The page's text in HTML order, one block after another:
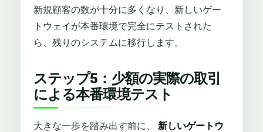
新規顧客の数が十分に多くなり、新しいゲー
トウェイが本番環境で完全にテストされた
ら、残りのシステムに移行します。
ステップ5：少額の実際の取引
による本番環境テスト
大きな一歩を踏み出す前に、
新しいゲートウ